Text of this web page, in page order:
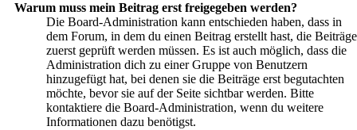
Warum muss mein Beitrag erst freigegeben werden?
Die Board-Administration kann entschieden haben, dass in
dem Forum, in dem du einen Beitrag erstellt hast, die Beiträge
zuerst geprüft werden müssen. Es ist auch möglich, dass die
Administration dich zu einer Gruppe von Benutzern
hinzugefügt hat, bei denen sie die Beiträge erst begutachten
möchte, bevor sie auf der Seite sichtbar werden. Bitte
kontaktiere die Board-Administration, wenn du weitere
Informationen dazu benötigst.